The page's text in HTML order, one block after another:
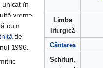
Limba
liturgică
Cântarea
Schituri,
unicat în
vreme
cum
de
1996.